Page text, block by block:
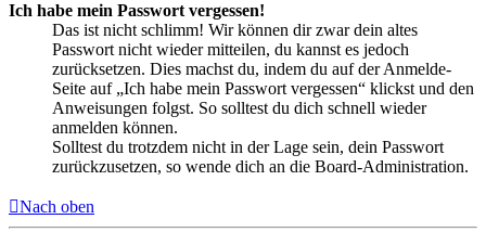
Ich habe mein Passwort vergessen!
Das ist nicht schlimm! Wir können dir zwar dein altes
Passwort nicht wieder mitteilen, du kannst es jedoch
zurücksetzen. Dies machst du, indem du auf der Anmelde-
Seite auf „Ich habe mein Passwort vergessen“ klickst und den
Anweisungen folgst. So solltest du dich schnell wieder
anmelden können.
Solltest du trotzdem nicht in der Lage sein, dein Passwort
zurückzusetzen, so wende dich an die Board-Administration.
Nach oben